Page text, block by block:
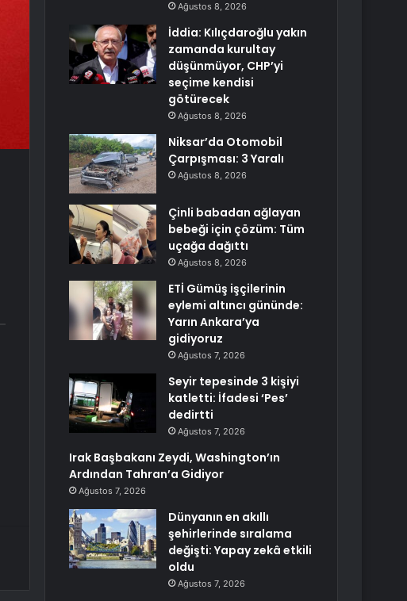
Ağustos 8, 2026
İddia: Kılıçdaroğlu yakın
zamanda kurultay
düşünmüyor, CHP’yi
seçime kendisi
götürecek
Ağustos 8, 2026
Niksar’da Otomobil
Çarpışması: 3 Yaralı
Ağustos 8, 2026
Çinli babadan ağlayan
bebeği için çözüm: Tüm
uçağa dağıttı
Ağustos 8, 2026
ETİ Gümüş işçilerinin
eylemi altıncı gününde:
Yarın Ankara’ya
gidiyoruz
Ağustos 7, 2026
Seyir tepesinde 3 kişiyi
katletti: İfadesi ‘Pes’
dedirtti
Ağustos 7, 2026
Irak Başbakanı Zeydi, Washington’ın
Ardından Tahran’a Gidiyor
Ağustos 7, 2026
Dünyanın en akıllı
şehirlerinde sıralama
değişti: Yapay zekâ etkili
oldu
Ağustos 7, 2026